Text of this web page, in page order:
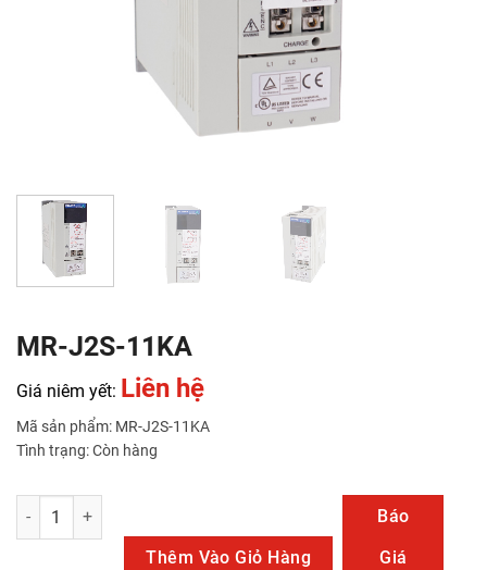
MR-J2S-11KA
Giá niêm yết: Liên hệ
Mã sản phẩm: MR-J2S-11KA
Tình trạng: Còn hàng
MR-J2S-11KA số lượng
Thêm Vào Giỏ Hàng
Báo
Giá